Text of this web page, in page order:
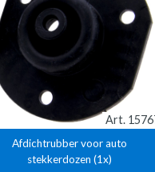
Art.
Afdichtrubber voor auto
stekkerdozen (1x)